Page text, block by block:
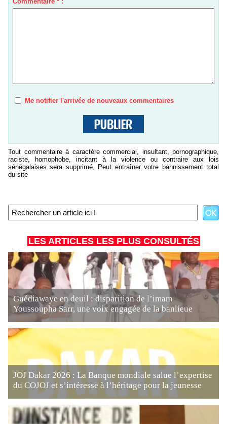
Me notifier l'arrivée de nouveaux commentaires
Tout commentaire à caractère commercial, insultant, pornographique,
raciste, homophobe, incitant à la violence ou contraire aux lois
sénégalaises sera supprimé, Peut entraîner votre bannissement total
du site
LES ARTICLES LES PLUS CONSULTÉS
Guédiawaye en deuil : disparition de l’imam
Youssoupha Sarr, une voix engagée de la banlieue
JOJ Dakar 2026 : La Banque mondiale salue l’expertise
du COJOJ et s’intéresse à l’héritage pour la jeunesse